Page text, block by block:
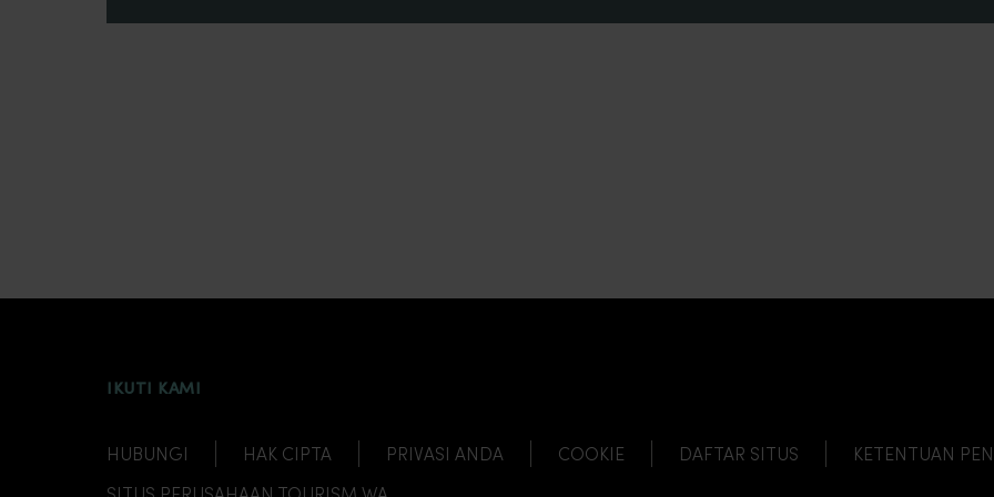
IKUTI KAMI
HUBUNGI HAK CIPTA PRIVASI ANDA COOKIE DAFTAR SITUS
KETENTUAN